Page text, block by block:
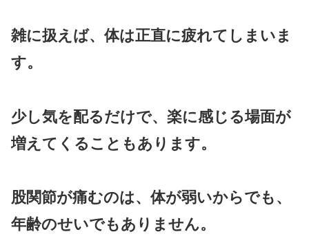
雑に扱えば、体は正直に疲れてしまいま
す。
少し気を配るだけで、楽に感じる場面が
増えてくることもあります。
股関節が痛むのは、体が弱いからでも、
年齢のせいでもありません。